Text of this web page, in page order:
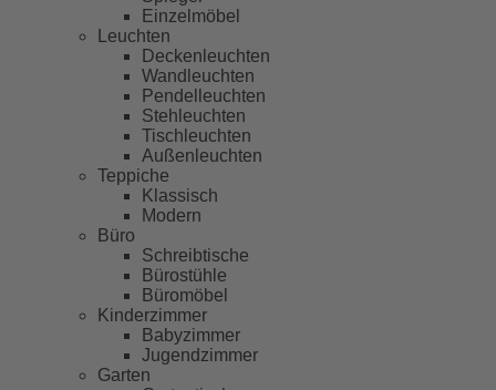
Einzelmöbel
Leuchten
Deckenleuchten
Wandleuchten
Pendelleuchten
Stehleuchten
Tischleuchten
Außenleuchten
Teppiche
Klassisch
Modern
Büro
Schreibtische
Bürostühle
Büromöbel
Kinderzimmer
Babyzimmer
Jugendzimmer
Garten